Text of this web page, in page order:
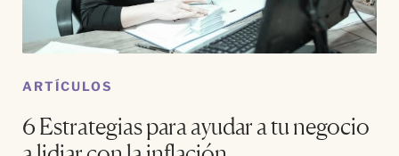
ARTÍCULOS
6 Estrategias para ayudar a tu negocio